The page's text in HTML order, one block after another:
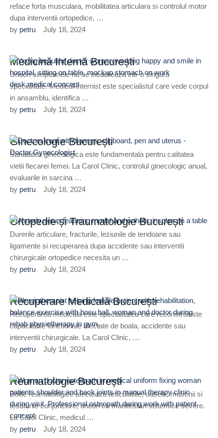
reface forta musculara, mobilitatea articulara si controlul motor
dupa interventii ortopedice, …
by petru July 18, 2024
Medicină Internă București
Uneori simptomele nu se incadreaza intr-o singura
specialitate. Medicul internist este specialistul care vede corpul
in ansamblu, identifica …
by petru July 18, 2024
Ginecologie București
Sanatatea ginecologica este fundamentala pentru calitatea
vietii fiecarei femei. La Carol Clinic, controlul ginecologic anual,
evaluarile in sarcina …
by petru July 18, 2024
Ortopedie și Traumatologie București
Durerile articulare, fracturile, leziunile de tendoane sau
ligamente si recuperarea dupa accidente sau interventii
chirurgicale ortopedice necesita un …
by petru July 18, 2024
Recuperare Medicală București
Recuperarea medicala este specialitatea care reconstruieste
capacitatile functionale afectate de boala, accidente sau
interventii chirurgicale. La Carol Clinic, …
by petru July 18, 2024
Reumatologie București
Bolile reumatologice afecteaza articulatiile, oasele, muschii si
tesuturile conjunctive, uneori cu manifestari sistemice severe.
La Carol Clinic, medicul …
by petru July 18, 2024